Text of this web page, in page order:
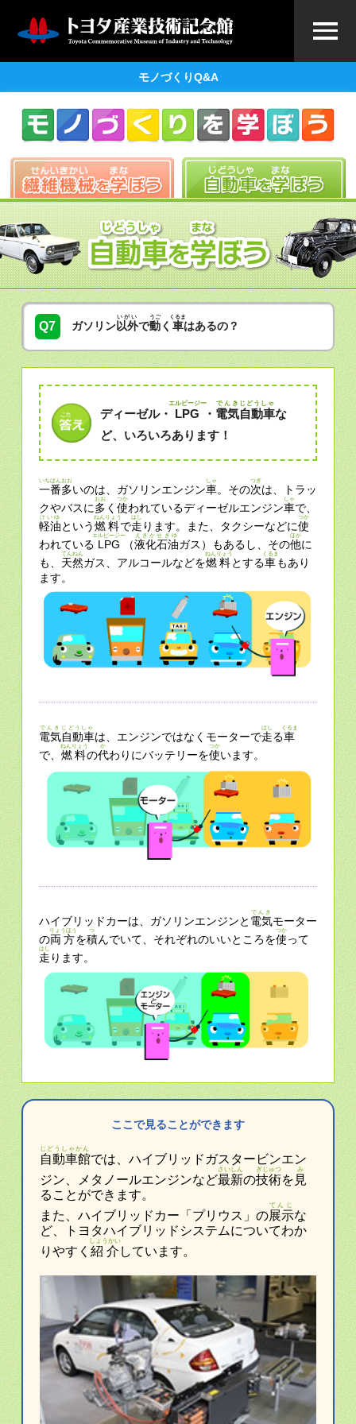
モノづくりQ&A
Q7 ガソリン以外
いがい
で動
うご
く 車
くるま
はあるの？
ディーゼル・ LPG
エルピージー
・ 電気
でんき
自動車
じどうしゃ
な
ど、いろいろあります！
一番
いちばん
多
おお
いのは、ガソリンエンジン車
しゃ
。その次
つぎ
は、トラッ
クやバスに多
おお
く 使
つか
われているディーゼルエンジン車
しゃ
で、
軽油
けいゆ
という 燃料
ねんりょう
で走
はし
ります。また、タクシーなどに使
つか
われている LPG
エルピージー
（液化石油
えきかせきゆ
ガス）もあるし、その他
ほか
に
も、 天然
てんねん
ガス、アルコールなどを燃料
ねんりょう
とする車
くるま
もあり
ます。
電気
でんき
自動車
じどうしゃ
は、エンジンではなくモーターで走
はし
る車
くるま
で、 燃料
ねんりょう
の代
か
わりにバッテリーを使
つか
います。
ハイブリッドカーは、ガソリンエンジンと 電気
でんき
モーター
の両方
りょうほう
を積
つ
んでいて、それぞれのいいところを使
つか
って
走
はし
ります。
ここで見ることができます
自動車館
じどうしゃかん
では、ハイブリッドガスタービンエン
ジン、メタノールエンジンなど最新
さいしん
の技術
ぎじゅつ
を 見
み
ることができます。
また、ハイブリッドカー「プリウス」の展示
てんじ
な
ど、トヨタハイブリッドシステムについてわか
りやすく 紹介
しょうかい
しています。